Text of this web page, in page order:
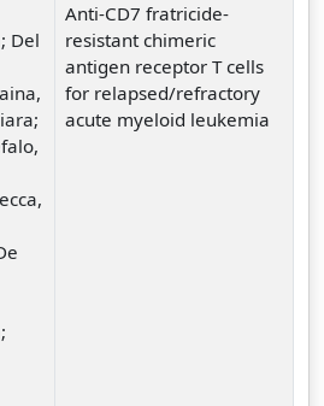
Del
Anti-CD7 fratricide-
resistant chimeric
antigen receptor T cells
for relapsed/refractory
acute myeloid leukemia